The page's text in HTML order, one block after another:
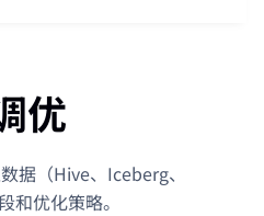
优
据（Hive、Iceberg、
和优化策略。